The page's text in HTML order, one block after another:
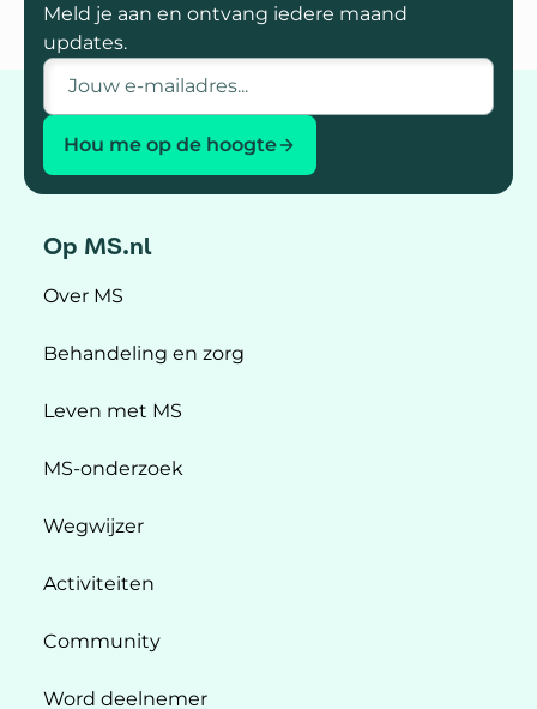
Meld je aan en ontvang iedere maand
updates.
E-mailadres
Hou me op de hoogte
Op MS.nl
Over MS
Behandeling en zorg
Leven met MS
MS-onderzoek
Wegwijzer
Activiteiten
Community
Word deelnemer